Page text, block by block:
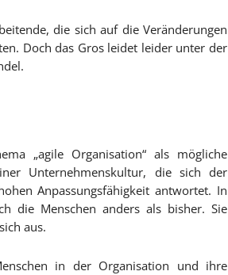
die sich auf die Veränderungen
Doch das Gros leidet leider unter der
„agile Organisation“ als mögliche
Unternehmenskultur, die sich der
Anpassungsfähigkeit antwortet. In
die Menschen an­ders als bisher. Sie
aus.
in der Organisation und ihre